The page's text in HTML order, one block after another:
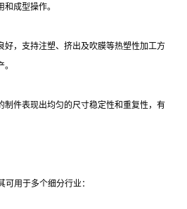
成型操作。
好，支持注塑、挤出及吹膜等热塑性加工方
制件表现出均匀的尺寸稳定性和重复性，有
可用于多个细分行业：